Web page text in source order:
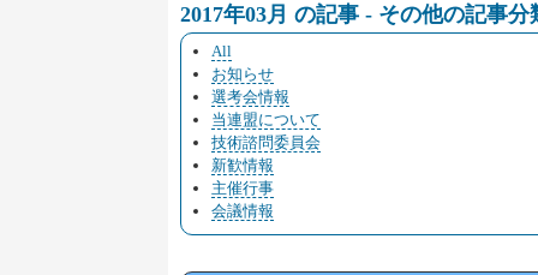
2017年03月 の記事 - その他の記事分
All
お知らせ
選考会情報
当連盟について
技術諮問委員会
新歓情報
主催行事
会議情報